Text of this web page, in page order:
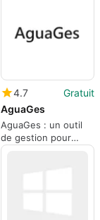
4.7
Gratuit
AguaGes
AguaGes : un outil
de gestion pour
communautés